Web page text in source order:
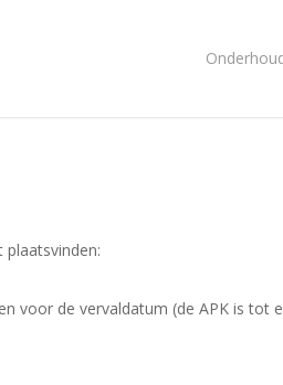
plaatsvinden:
voor de vervaldatum (de APK is tot